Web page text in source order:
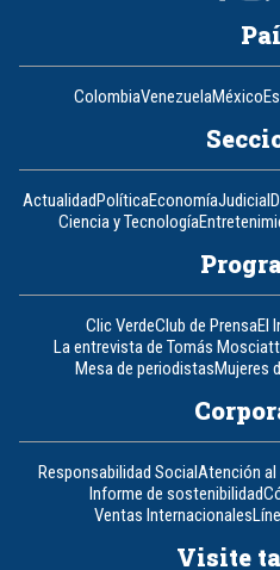
ColombiaVenezuelaMéxico
ActualidadPolíticaEconomíaJudicial
Ciencia y Tecnología
Clic VerdeClub de PrensaEl
La entrevista de Tomás
Mesa de periodistasMujeres
Responsabilidad SocialAtención al
Informe de sostenibilidad
Ventas Internacionales
Visite